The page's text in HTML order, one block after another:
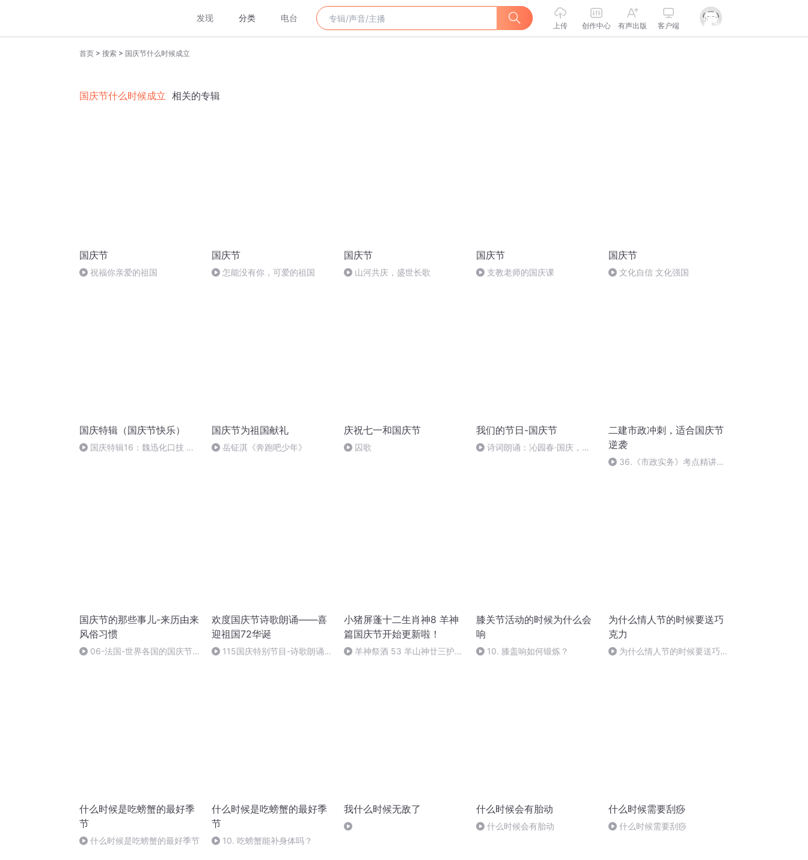
发现 分类 电台
上传 创作中心 有声出版 客户端
首页 > 搜索 > 国庆节什么时候成立
国庆节什么时候成立 相关的专辑
国庆节
祝福你亲爱的祖国
国庆节
怎能没有你，可爱的祖国
国庆节
山河共庆，盛世长歌
国庆节
支教老师的国庆课
国庆节
文化自信 文化强国
国庆特辑（国庆节快乐）
国庆特辑16：魏迅化口技 二
国庆节为祖国献礼
岳钲淇《奔跑吧少年》
庆祝七一和国庆节
囚歌
我们的节日-国庆节
诗词朗诵：沁园春·国庆，朗
二建市政冲刺，适合国庆节
逆袭
36.《市政实务》考点精讲第
国庆节的那些事儿-来历由来
风俗习惯
06-法国-世界各国的国庆节-
欢度国庆节诗歌朗诵——喜
迎祖国72华诞
115国庆特别节目-诗歌朗诵-
小猪屏蓬十二生肖神8 羊神
篇国庆节开始更新啦！
羊神祭酒 53 羊山神廿三护祭
膝关节活动的时候为什么会
响
10. 膝盖响如何锻炼？
为什么情人节的时候要送巧
克力
为什么情人节的时候要送巧克
什么时候是吃螃蟹的最好季
节
什么时候是吃螃蟹的最好季节
什么时候是吃螃蟹的最好季
节
10. 吃螃蟹能补身体吗？
我什么时候无敌了 什么时候会有胎动
什么时候会有胎动
什么时候需要刮痧
什么时候需要刮痧